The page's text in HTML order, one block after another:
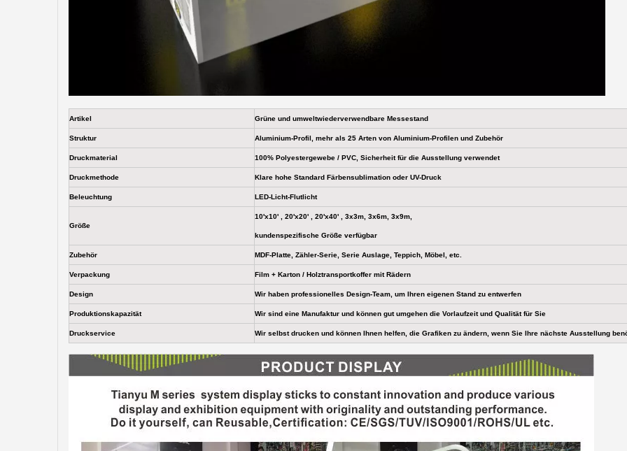
Artikel Grüne und umweltwiederverwendbare Messestand
Struktur Aluminium-Profil, mehr als 25 Arten von Aluminium-Profilen und Zubehör
Druckmaterial 100% Polyestergewebe / PVC, Sicherheit für die Ausstellung verwendet
Druckmethode Klare hohe Standard Färbensublimation oder UV-Druck
Beleuchtung LED-Licht-Flutlicht
Größe
10'x10' , 20'x20' , 20'x40' , 3x3m, 3x6m, 3x9m,
kundenspezifische Größe verfügbar
Zubehör MDF-Platte, Zähler-Serie, Serie Auslage, Teppich, Möbel, etc.
Verpackung Film + Karton / Holztransportkoffer mit Rädern
Design Wir haben professionelles Design-Team, um Ihren eigenen Stand zu entwerfen
Produktionskapazität Wir sind eine Manufaktur und können gut umgehen die Vorlaufzeit und Qualität für Sie
Druckservice Wir selbst drucken und können Ihnen helfen, die Grafiken zu ändern, wenn Sie Ihre nächste Ausstellung